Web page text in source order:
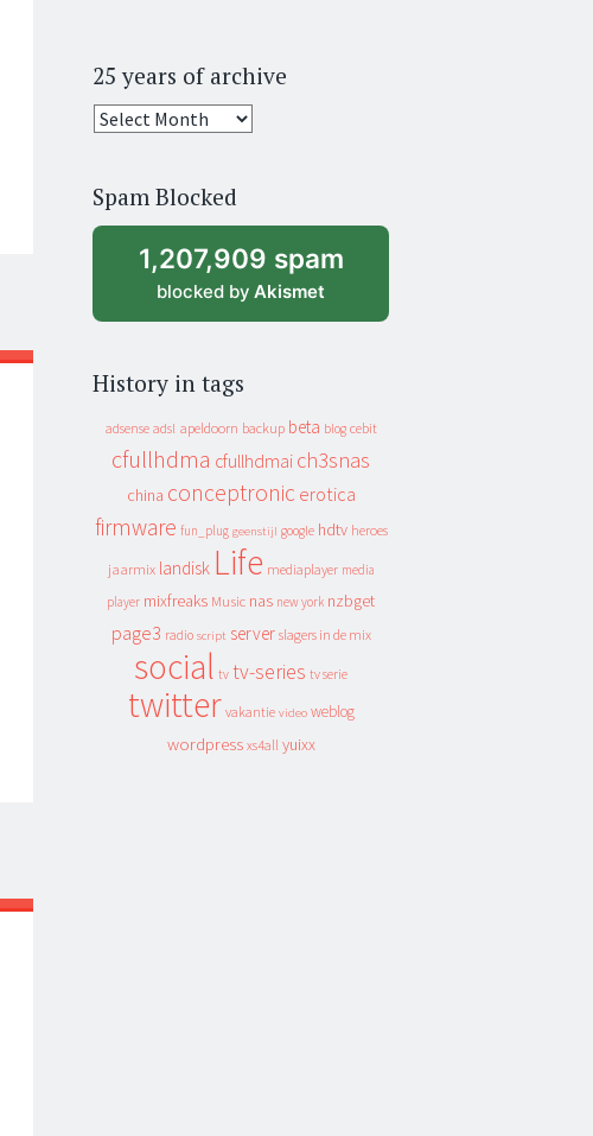
25 years of archive
25
archive
Spam Blocked
1,207,909 spam
blocked by Akismet
History in tags
adsense adsl apeldoorn backup beta blog cebit
cfullhdma cfullhdmai ch3snas
china conceptronic erotica
firmware fun_plug geenstijl google hdtv heroes
jaarmix landisk Life mediaplayer media
player mixfreaks Music nas new york nzbget
page3 radio script server slagers in de mix
social tv tv-series tv serie
twitter vakantie video weblog
wordpress xs4all yuixx